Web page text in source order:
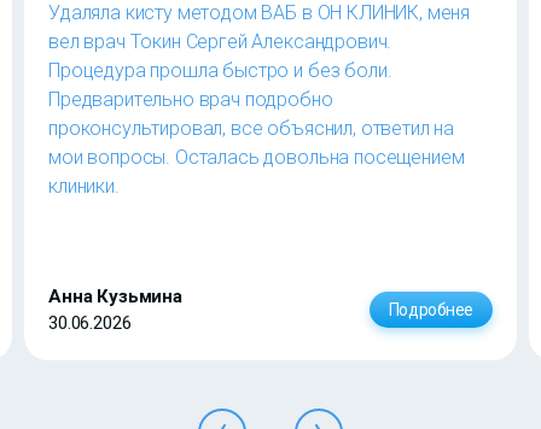
Удаляла кисту методом ВАБ в ОН КЛИНИК, меня
вел врач Токин Сергей Александрович.
Процедура прошла быстро и без боли.
Предварительно врач подробно
проконсультировал, все объяснил, ответил на
мои вопросы. Осталась довольна посещением
клиники.
Анна Кузьмина
30.06.2026
Подробнее